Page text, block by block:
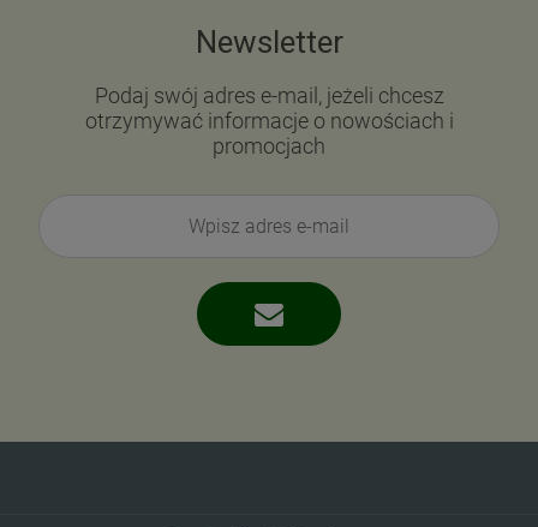
Newsletter
Podaj swój adres e-mail, jeżeli chcesz
otrzymywać informacje o nowościach i
promocjach